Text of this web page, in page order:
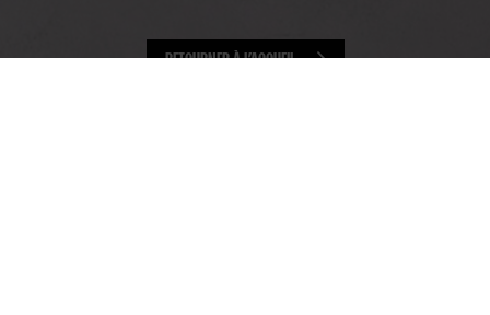
RETOURNER À L’ACCUEIL